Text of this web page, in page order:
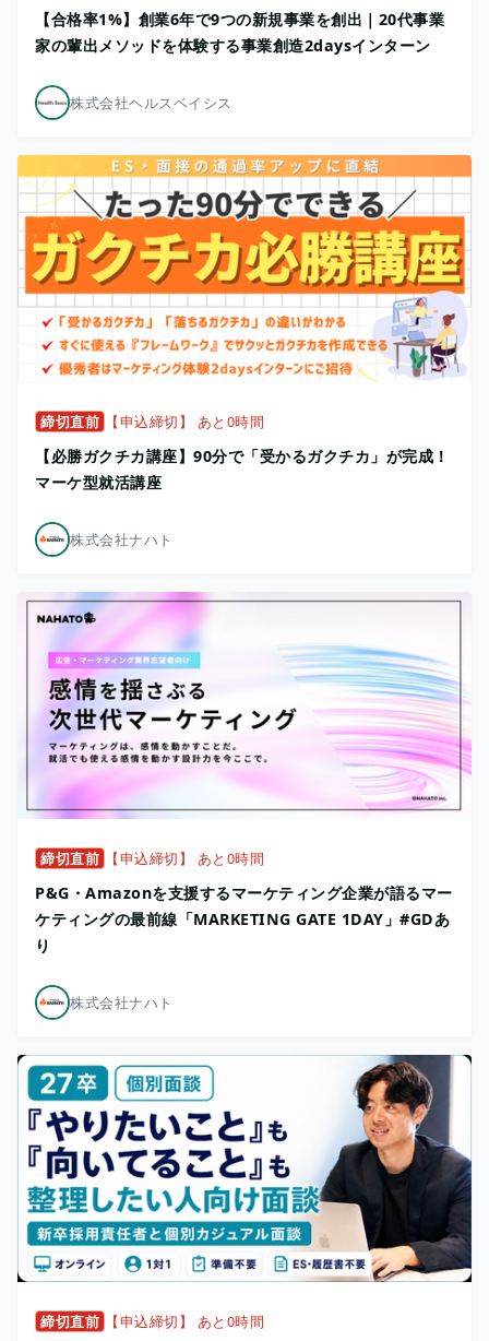
【合格率1%】創業6年で9つの新規事業を創出｜20代事業
家の輩出メソッドを体験する事業創造2daysインターン
株式会社ヘルスベイシス
締切直前 【申込締切】 あと0時間
【必勝ガクチカ講座】90分で「受かるガクチカ」が完成！
マーケ型就活講座
株式会社ナハト
締切直前 【申込締切】 あと0時間
P&G・Amazonを支援するマーケティング企業が語るマー
ケティングの最前線「MARKETING GATE 1DAY」#GDあ
り
株式会社ナハト
締切直前 【申込締切】 あと0時間